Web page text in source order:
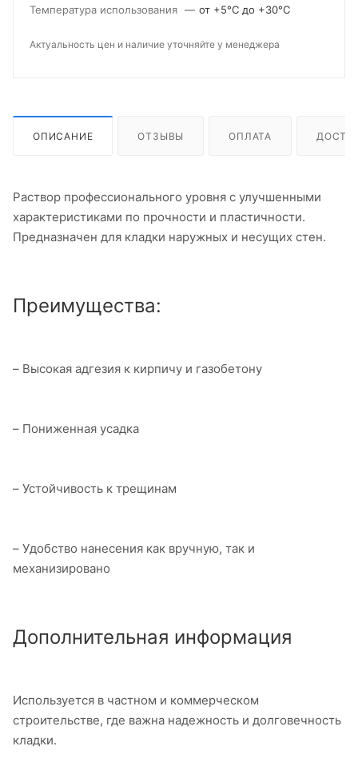
Температура использования — от +5°С до +30°С
Актуальность цен и наличие уточняйте у менеджера
ОПИСАНИЕ ОТЗЫВЫ ОПЛАТА
Раствор профессионального уровня с улучшенными
характеристиками по прочности и пластичности.
Предназначен для кладки наружных и несущих стен.
Преимущества:
– Высокая адгезия к кирпичу и газобетону
– Пониженная усадка
– Устойчивость к трещинам
– Удобство нанесения как вручную, так и
механизировано
Дополнительная информация
Используется в частном и коммерческом
строительстве, где важна надежность и долговечность
кладки.